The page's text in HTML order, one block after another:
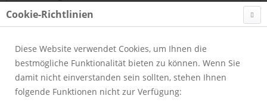
Bestell / Service Hotline
Shop Service
Cookie-Richtlinien
Diese Website verwendet Cookies, um Ihnen die
bestmögliche Funktionalität bieten zu können. Wenn Sie
damit nicht einverstanden sein sollten, stehen Ihnen
folgende Funktionen nicht zur Verfügung: